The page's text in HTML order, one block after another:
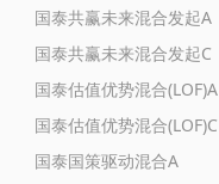
国泰共赢未来混合发起A
国泰共赢未来混合发起C
国泰估值优势混合(LOF)A
国泰估值优势混合(LOF)C
国泰国策驱动混合A